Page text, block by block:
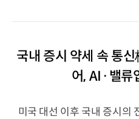
국내 증시 약세 속 통
어, AI·밸류
미국 대선 이후 국내 증시의